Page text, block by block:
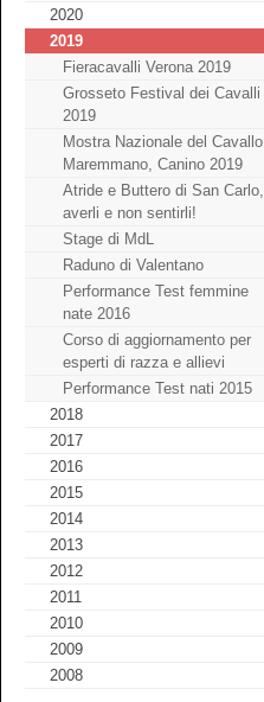
2020
2019
Fieracavalli Verona 2019
Grosseto Festival dei Cavalli
2019
Mostra Nazionale del Cavallo
Maremmano, Canino 2019
Atride e Buttero di San Carlo,
averli e non sentirli!
Stage di MdL
Raduno di Valentano
Performance Test femmine
nate 2016
Corso di aggiornamento per
esperti di razza e allievi
Performance Test nati 2015
2018
2017
2016
2015
2014
2013
2012
2011
2010
2009
2008